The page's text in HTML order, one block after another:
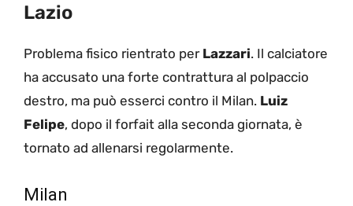
Lazio
Problema fisico rientrato per Lazzari. Il calciatore
ha accusato una forte contrattura al polpaccio
destro, ma può esserci contro il Milan. Luiz
Felipe, dopo il forfait alla seconda giornata, è
tornato ad allenarsi regolarmente.
Milan